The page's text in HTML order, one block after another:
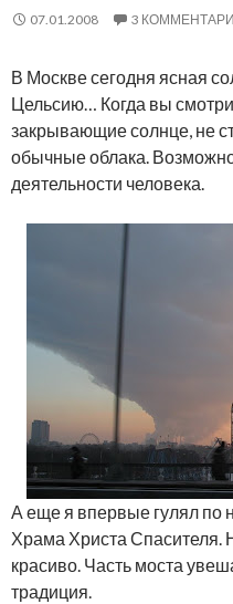
07.01.2008 3
В Москве сегодня ясная
Цельсию… Когда вы
закрывающие солнце, не
обычные облака.
деятельности человека.
А еще я впервые гулял по
Храма Христа Спасителя.
красиво. Часть моста
традиция.